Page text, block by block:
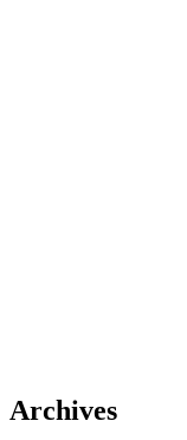
Archives